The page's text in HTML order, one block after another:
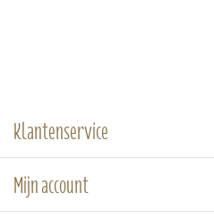
Klantenservice
Mijn account